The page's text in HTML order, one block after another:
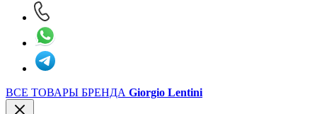
ВСЕ ТОВАРЫ БРЕНДА Giorgio Lentini